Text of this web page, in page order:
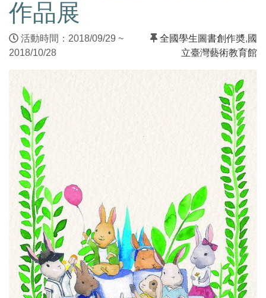
作品展
活動時間：2018/09/29 ~
2018/10/28
全國學生圖書創作奬,國
立臺灣藝術教育館